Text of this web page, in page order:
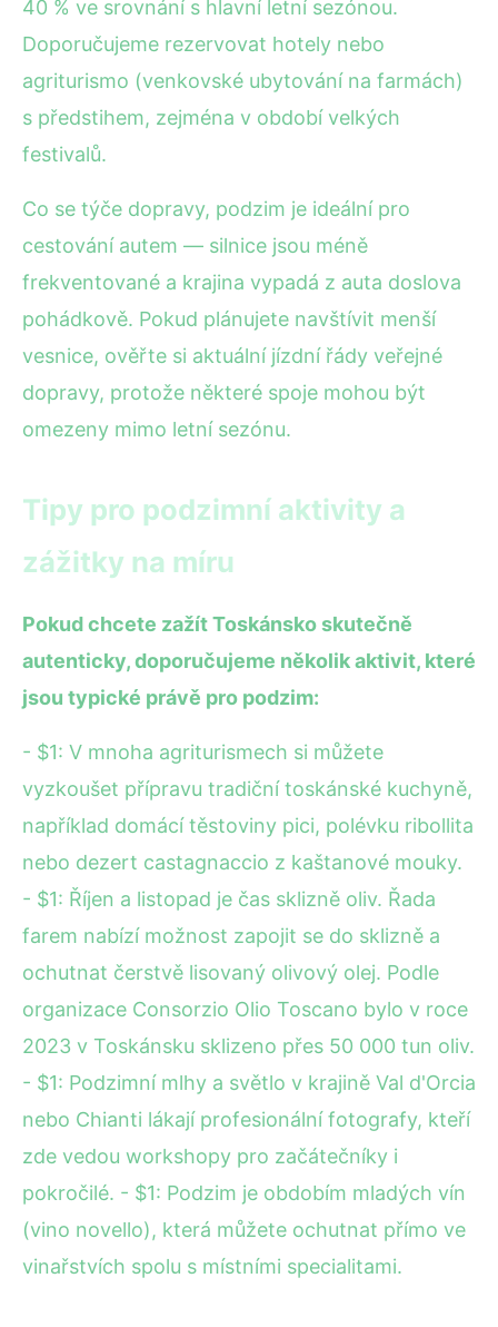
40 % ve srovnání s hlavní letní sezónou.
Doporučujeme rezervovat hotely nebo
agriturismo (venkovské ubytování na farmách)
s předstihem, zejména v období velkých
festivalů.
Co se týče dopravy, podzim je ideální pro
cestování autem — silnice jsou méně
frekventované a krajina vypadá z auta doslova
pohádkově. Pokud plánujete navštívit menší
vesnice, ověřte si aktuální jízdní řády veřejné
dopravy, protože některé spoje mohou být
omezeny mimo letní sezónu.
Tipy pro podzimní aktivity a
zážitky na míru
Pokud chcete zažít Toskánsko skutečně
autenticky, doporučujeme několik aktivit, které
jsou typické právě pro podzim:
- $1: V mnoha agriturismech si můžete
vyzkoušet přípravu tradiční toskánské kuchyně,
například domácí těstoviny pici, polévku ribollita
nebo dezert castagnaccio z kaštanové mouky.
- $1: Říjen a listopad je čas sklizně oliv. Řada
farem nabízí možnost zapojit se do sklizně a
ochutnat čerstvě lisovaný olivový olej. Podle
organizace Consorzio Olio Toscano bylo v roce
2023 v Toskánsku sklizeno přes 50 000 tun oliv.
- $1: Podzimní mlhy a světlo v krajině Val d'Orcia
nebo Chianti lákají profesionální fotografy, kteří
zde vedou workshopy pro začátečníky i
pokročilé. - $1: Podzim je obdobím mladých vín
(vino novello), která můžete ochutnat přímo ve
vinařstvích spolu s místními specialitami.